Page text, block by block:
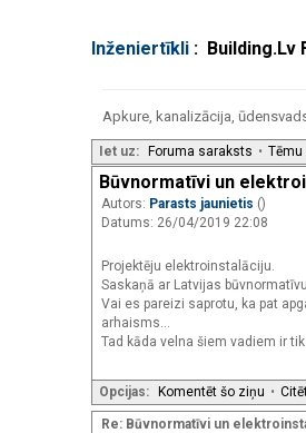
Inženiertīkli : Building.Lv
Apkure, kanalizācija,
Iet uz: Foruma saraksts •
Būvnormatīvi un
Autors: Parasts jaunietis ()
Datums: 26/04/2019 22:08
Projektēju elektroinstalāciju.
Saskaņā ar Latvijas
Vai es pareizi saprotu, ka pat
arhaisms...
Tad kāda velna šiem vadiem ir
Opcijas: Komentēt šo ziņu •
Re: Būvnormatīvi un